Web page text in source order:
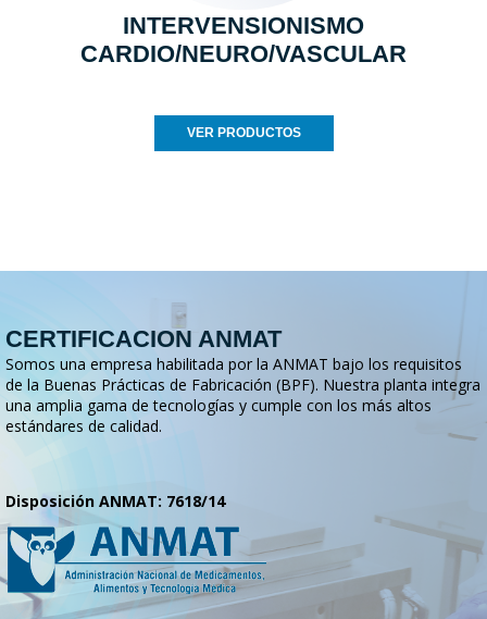
INTERVENSIONISMO
CARDIO/NEURO/VASCULAR
VER PRODUCTOS
CERTIFICACION ANMAT
Somos una empresa habilitada por la ANMAT bajo los requisitos
de la Buenas Prácticas de Fabricación (BPF). Nuestra planta integra
una amplia gama de tecnologías y cumple con los más altos
estándares de calidad.
Disposición ANMAT: 7618/14